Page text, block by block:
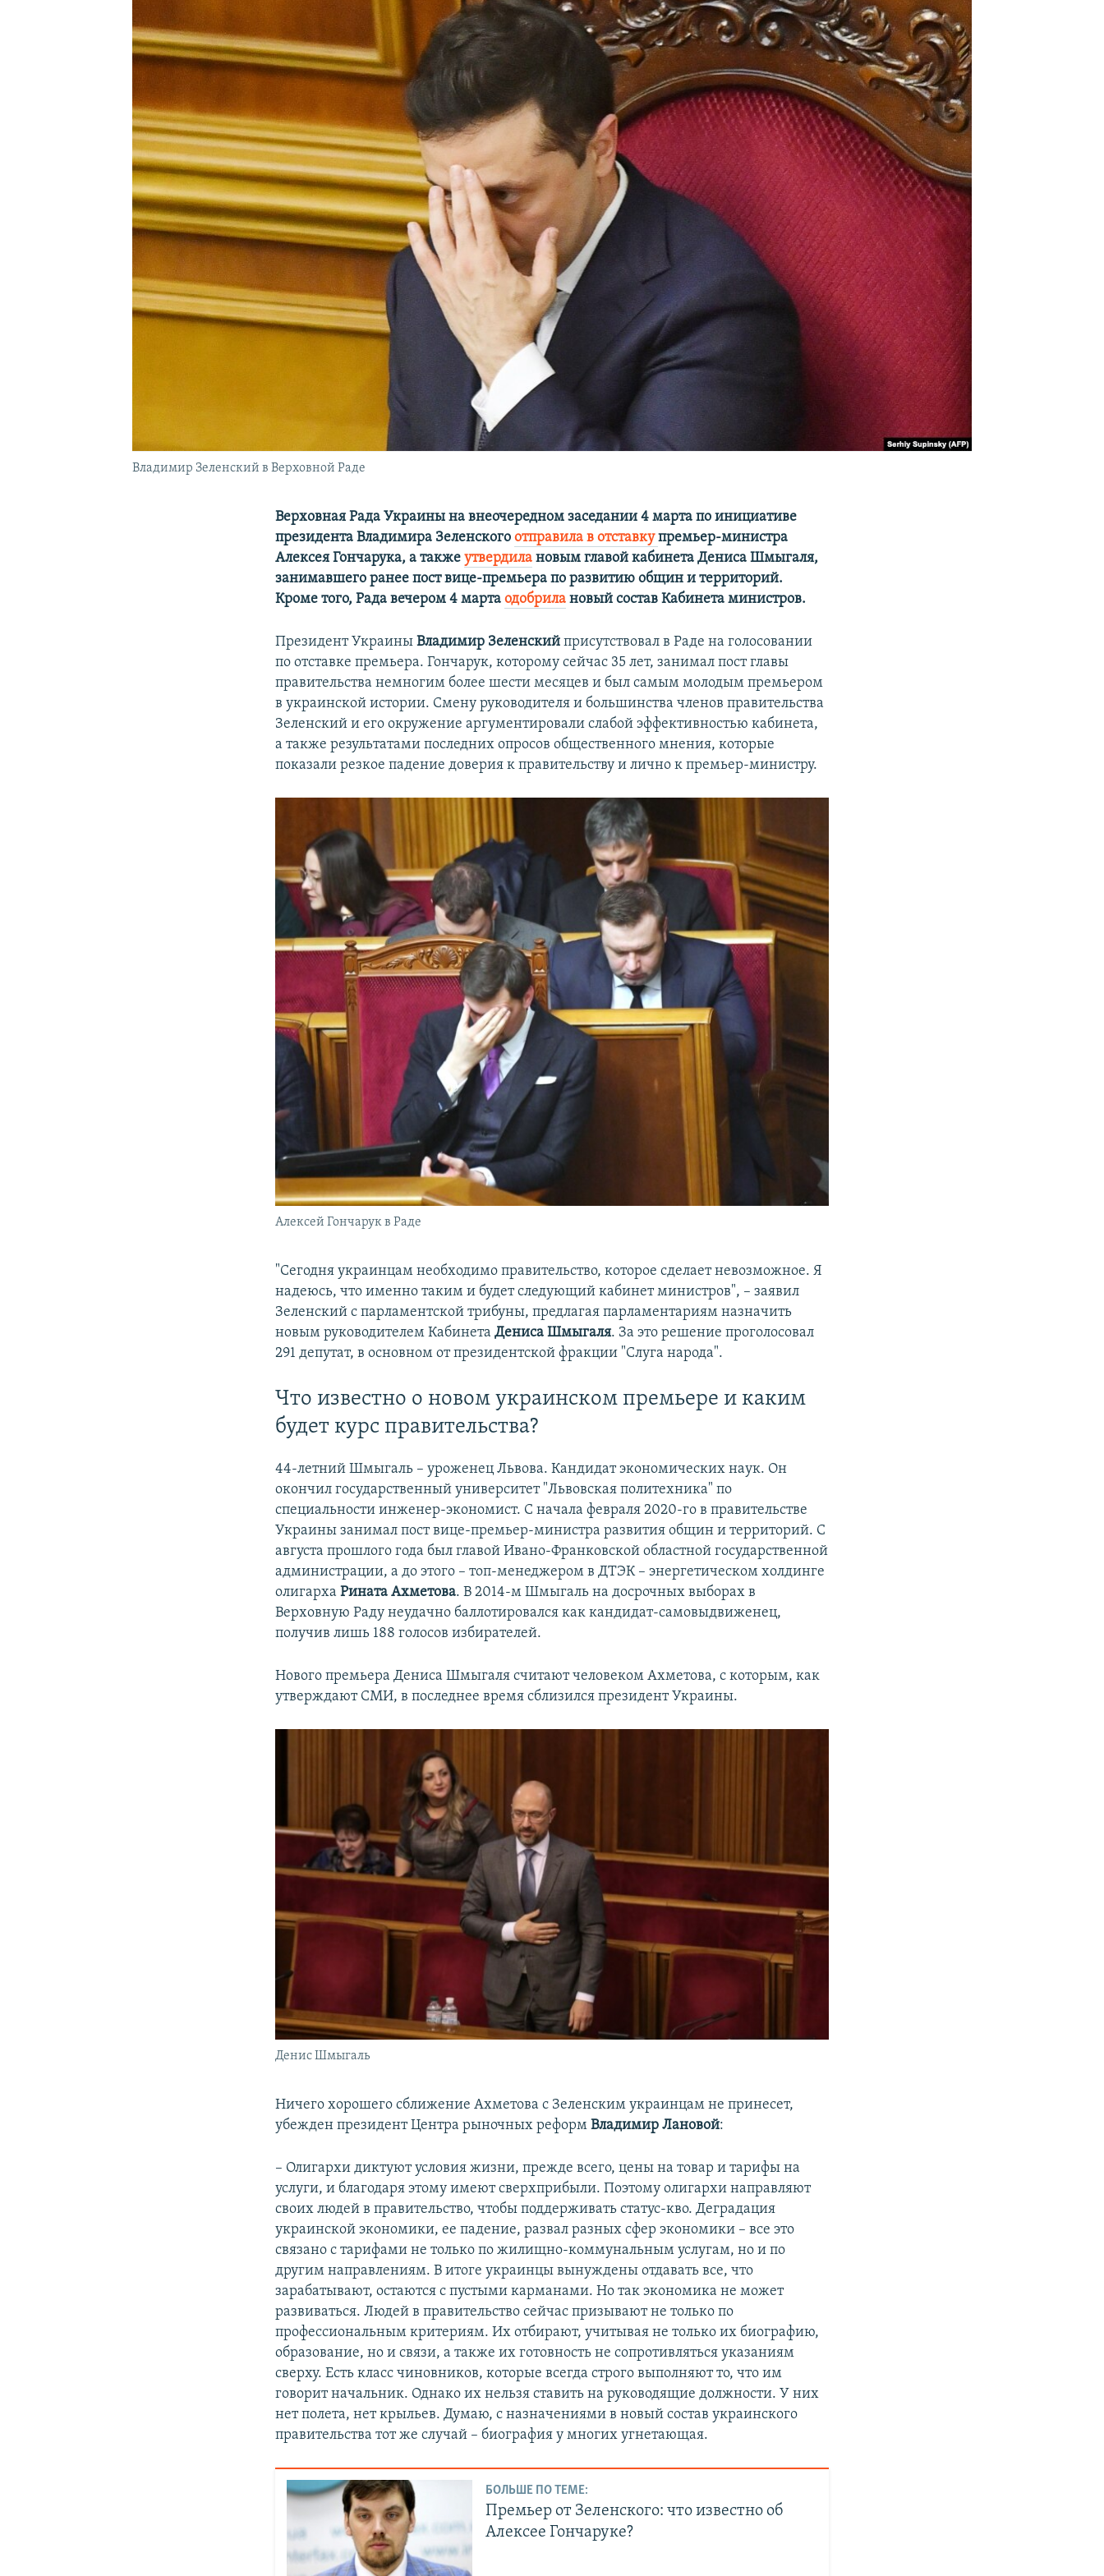
КРЫМ.НЕПОКОРЕННЫЙ
Владимир Зеленский в Верховной Раде
Верховная Рада Украины на внеочередном заседании 4 марта по инициативе
президента Владимира Зеленскогоотправила в отставкупремьер-министра
Алексея Гончарука, а такжеутвердила новым главой кабинета Дениса Шмыгаля,
занимавшего ранее пост вице-премьера по развитию общин и территорий.
Кроме того, Рада вечером 4 мартаодобрила новый состав Кабинета министров.
Президент УкраиныВладимир Зеленский присутствовал в Раде на голосовании
по отставке премьера. Гончарук, которому сейчас 35 лет, занимал пост главы
правительства немногим более шести месяцев и был самым молодым премьером
в украинской истории. Смену руководителя и большинства членов правительства
Зеленский и его окружение аргументировали слабой эффективностью кабинета,
а также результатами последних опросов общественного мнения, которые
показали резкое падение доверия к правительству и лично к премьер-министру.
Алексей Гончарук в Раде
"Сегодня украинцам необходимо правительство, которое сделает невозможное. Я
надеюсь, что именно таким и будет следующий кабинет министров", – заявил
Зеленский с парламентской трибуны, предлагая парламентариям назначить
новым руководителем КабинетаДениса Шмыгаля. За это решение проголосовал
291 депутат, в основном от президентской фракции "Слуга народа".
Что известно о новом украинском премьере и каким
будет курс правительства?
44-летний Шмыгаль – уроженец Львова. Кандидат экономических наук. Он
окончил государственный университет "Львовская политехника" по
специальности инженер-экономист. С начала февраля 2020-го в правительстве
Украины занимал пост вице-премьер-министра развития общин и территорий. С
августа прошлого года был главой Ивано-Франковской областной государственной
администрации, а до этого – топ-менеджером в ДТЭК – энергетическом холдинге
олигархаРината Ахметова. В 2014-м Шмыгаль на досрочных выборах в
Верховную Раду неудачно баллотировался как кандидат-самовыдвиженец,
получив лишь 188 голосов избирателей.
Нового премьера Дениса Шмыгаля считают человеком Ахметова, с которым, как
утверждают СМИ, в последнее время сблизился президент Украины.
Денис Шмыгаль
Ничего хорошего сближение Ахметова с Зеленским украинцам не принесет,
убежден президент Центра рыночных реформВладимир Лановой:
– Олигархи диктуют условия жизни, прежде всего, цены на товар и тарифы на
услуги, и благодаря этому имеют сверхприбыли. Поэтому олигархи направляют
своих людей в правительство, чтобы поддерживать статус-кво. Деградация
украинской экономики, ее падение, развал разных сфер экономики – все это
связано с тарифами не только по жилищно-коммунальным услугам, но и по
другим направлениям. В итоге украинцы вынуждены отдавать все, что
зарабатывают, остаются с пустыми карманами. Но так экономика не может
развиваться. Людей в правительство сейчас призывают не только по
профессиональным критериям. Их отбирают, учитывая не только их биографию,
образование, но и связи, а также их готовность не сопротивляться указаниям
сверху. Есть класс чиновников, которые всегда строго выполняют то, что им
говорит начальник. Однако их нельзя ставить на руководящие должности. У них
нет полета, нет крыльев. Думаю, с назначениями в новый состав украинского
правительства тот же случай – биография у многих угнетающая.
БОЛЬШЕ ПО ТЕМЕ:
Премьер от Зеленского: что известно об
Алексее Гончаруке?